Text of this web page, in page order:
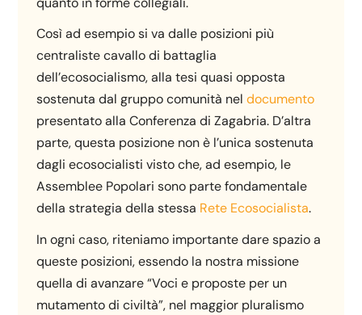
Così ad esempio si va dalle posizioni più
centraliste cavallo di battaglia
dell’ecosocialismo, alla tesi quasi opposta
sostenuta dal gruppo comunità nel documento
presentato alla Conferenza di Zagabria. D’altra
parte, questa posizione non è l’unica sostenuta
dagli ecosocialisti visto che, ad esempio, le
Assemblee Popolari sono parte fondamentale
della strategia della stessa Rete Ecosocialista.
In ogni caso, riteniamo importante dare spazio a
queste posizioni, essendo la nostra missione
quella di avanzare “Voci e proposte per un
mutamento di civiltà”, nel maggior pluralismo